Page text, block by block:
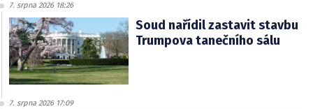
7. srpna 2026 18:26
Soud nařídil zastavit stavbu
Trumpova tanečního sálu
7. srpna 2026 17:09